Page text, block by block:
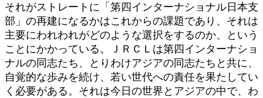
それがストレートに「第四インターナショナル日本支
部」の再建になるかはこれからの課題であり、それは
主要にわれわれがどのような選択をするのか、という
ことにかかっている。ＪＲＣＬは第四インターナショ
ナルの同志たち、とりわけアジアの同志たちと共に、
自覚的な歩みを続け、若い世代への責任を果たしてい
く必要がある。それは今日の世界とアジアの中で、わ